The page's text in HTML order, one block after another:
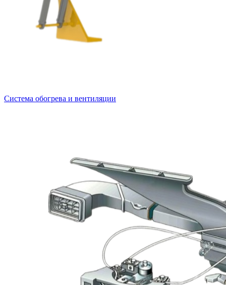
Система обогрева и вентиляции